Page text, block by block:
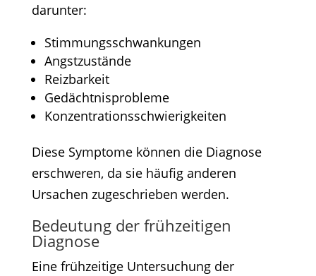
darunter:​
Stimmungsschwankungen​
Angstzustände​
Reizbarkeit​
Gedächtnisprobleme​
Konzentrationsschwierigkeiten​
Diese Symptome können die Diagnose
erschweren, da sie häufig anderen
Ursachen zugeschrieben werden.​
Bedeutung der frühzeitigen
Diagnose
Eine frühzeitige Untersuchung der